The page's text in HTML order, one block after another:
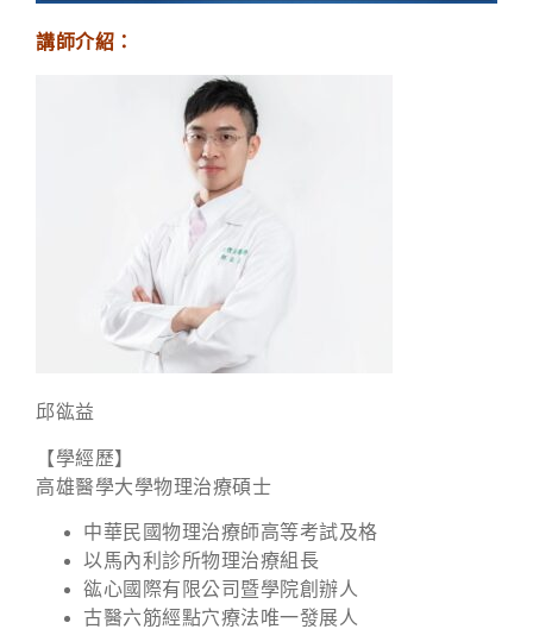
講師介紹：
邱谹益
【學經歷】
高雄醫學大學物理治療碩士
中華民國物理治療師高等考試及格
以馬內利診所物理治療組長
谹心國際有限公司暨學院創辦人
古醫六筋經點穴療法唯一發展人